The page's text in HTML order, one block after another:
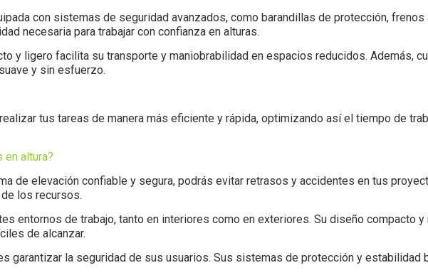
con sistemas de seguridad avanzados, como barandillas de protección,
necesaria para trabajar con confianza en alturas.
y ligero facilita su transporte y maniobrabilidad en espacios reducidos. Además,
y sin esfuerzo.
tus tareas de manera más eficiente y rápida, optimizando así el tiempo de
en altura?
de elevación confiable y segura, podrás evitar retrasos y accidentes en tus
los recursos.
entornos de trabajo, tanto en interiores como en exteriores. Su diseño compacto
de alcanzar.
garantizar la seguridad de sus usuarios. Sus sistemas de protección y estabilidad